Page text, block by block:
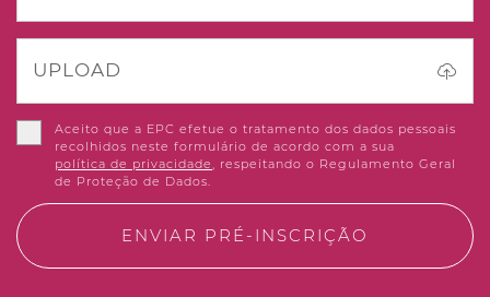
UPLOAD
Aceito que a EPC efetue o tratamento dos dados pessoais
recolhidos neste formulário de acordo com a sua
política de privacidade, respeitando o Regulamento Geral
de Proteção de Dados.
ENVIAR PRÉ-INSCRIÇÃO